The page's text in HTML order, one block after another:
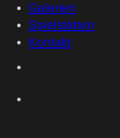
Galerien
Spielstätten
Kontakt